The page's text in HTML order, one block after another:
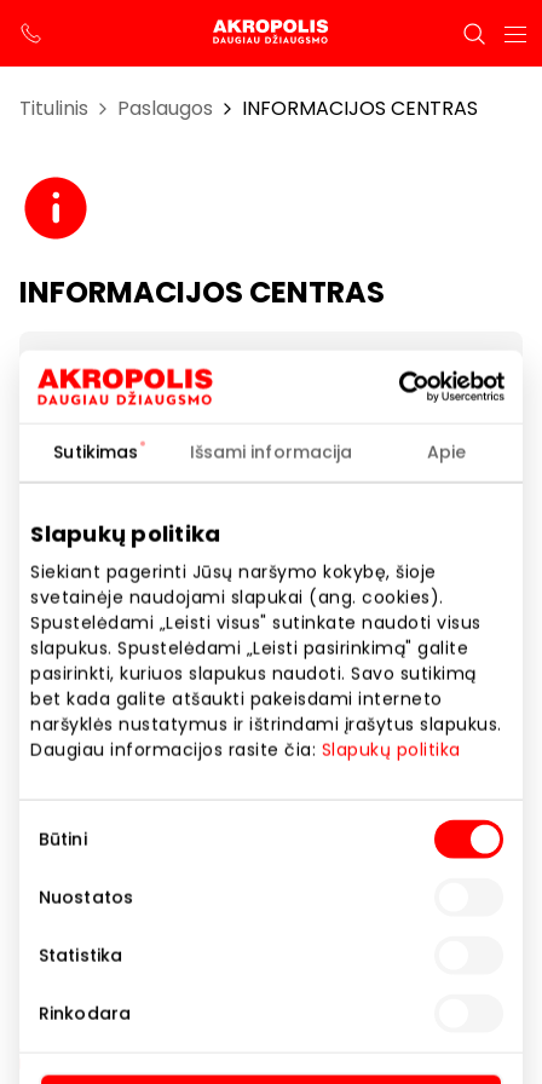
Sutikimas Išsami informacija Apie
Slapukų politika
Siekiant pagerinti Jūsų naršymo kokybę, šioje
svetainėje naudojami slapukai (ang. cookies).
Spustelėdami „Leisti visus" sutinkate naudoti visus
slapukus. Spustelėdami „Leisti pasirinkimą" galite
pasirinkti, kuriuos slapukus naudoti. Savo sutikimą
bet kada galite atšaukti pakeisdami interneto
naršyklės nustatymus ir ištrindami įrašytus slapukus.
Daugiau informacijos rasite čia: Slapukų politika
pasirinkimas
Būtini
Nuostatos
Statistika
Rinkodara
Titulinis Paslaugos INFORMACIJOS CENTRAS
INFORMACIJOS CENTRAS
Darbo laikas
I-VII 10:00 – 21:00
Telefono numeris
Rodyti lokaciją žemėlapyje
Informacijos centras
Informacijos apie prekybos centrą teikimo
paslaugos
Paslaugos